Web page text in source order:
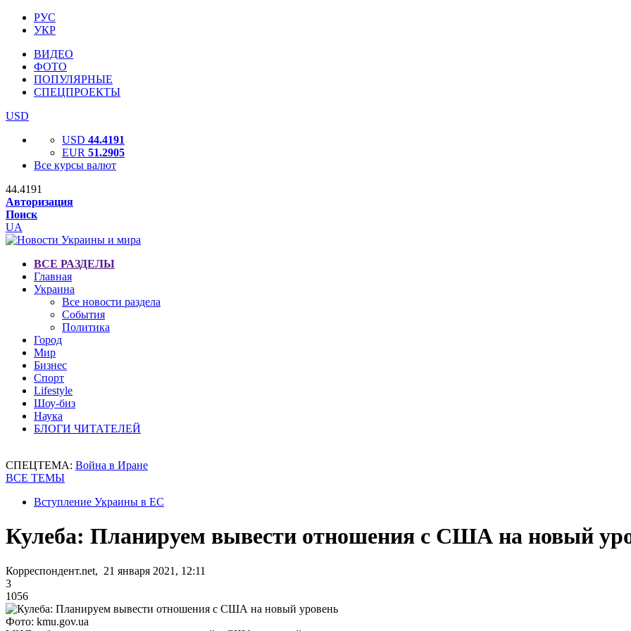
РУС
УКР
ВИДЕО
ФОТО
ПОПУЛЯРНЫЕ
СПЕЦПРОЕКТЫ
USD
USD 44.4191
EUR 51.2905
Все курсы валют
44.4191
Авторизация
Поиск
UA
ВСЕ РАЗДЕЛЫ
Главная
Украина
Все новости раздела
События
Политика
Город
Мир
Бизнес
Спорт
Lifestyle
Шоу-биз
Наука
БЛОГИ ЧИТАТЕЛЕЙ
СПЕЦТЕМА: Война в Иране
ВСЕ ТЕМЫ
Вступление Украины в ЕС
Кулеба: Планируем вывести отношения с США на новый
Корреспондент.net, 21 января 2021, 12:11
3
1056
Фото: kmu.gov.ua